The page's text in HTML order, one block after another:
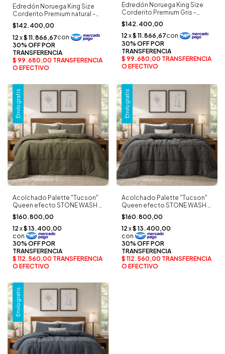
Edredón Noruega King Size
Corderito Premium natural -
Palette
$142.400,00
Edredón Noruega King Size
Corderito Premium Gris -
Palette
$142.400,00
Envío gratis
Acolchado Palette "Tucson"
Queen efecto STONE WASH ×
2 Fundones
$160.800,00
Envío gratis
Acolchado Palette "Tucson"
Queen efecto STONE WASH ×
2 Fundones
$160.800,00
Envío gratis